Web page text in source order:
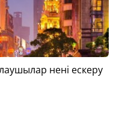
нені ескеру